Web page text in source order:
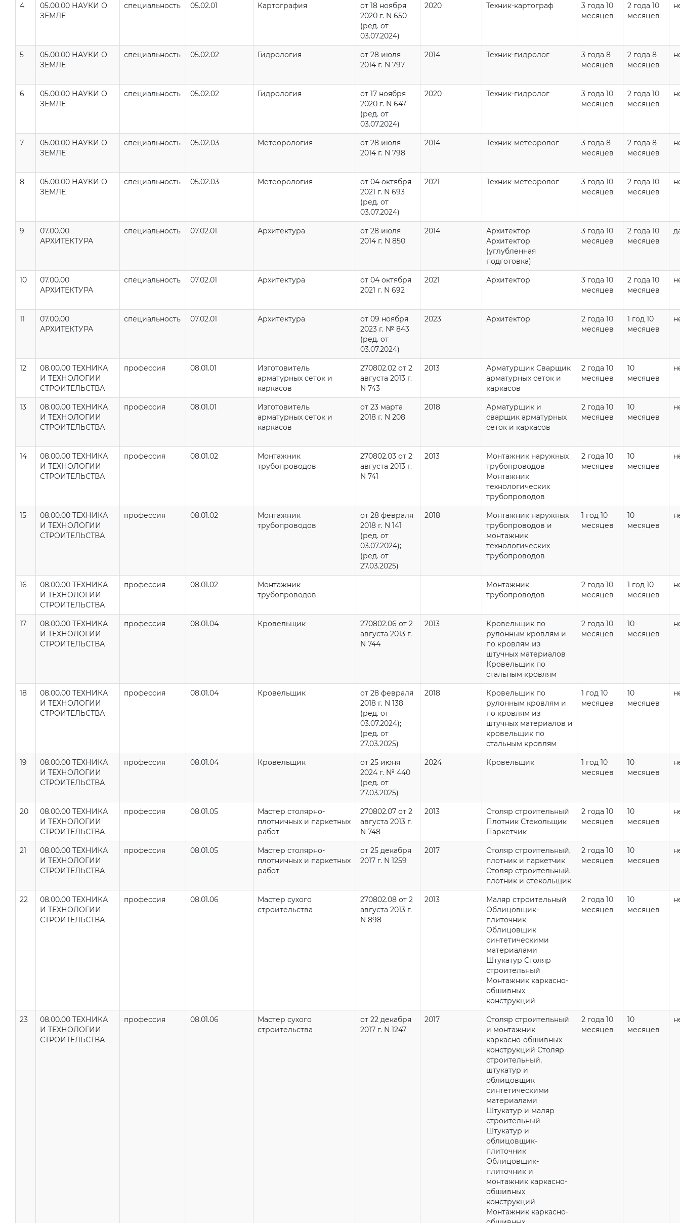
4
05.00.00 НАУКИ О
ЗЕМЛЕ
специальность 05.02.01 Картография
от 18 ноября
2020 г. N 650
(ред. от
03.07.2024)
2020 Техник-картограф
3 года 10
месяцев
2 года 10
месяцев
5
05.00.00 НАУКИ О
ЗЕМЛЕ
специальность 05.02.02 Гидрология
от 28 июля
2014 г. N 797
2014 Техник-гидролог
3 года 8
месяцев
2 года 8
месяцев
6
05.00.00 НАУКИ О
ЗЕМЛЕ
специальность 05.02.02 Гидрология
от 17 ноября
2020 г. N 647
(ред. от
03.07.2024)
2020 Техник-гидролог
3 года 10
месяцев
2 года 10
месяцев
7
05.00.00 НАУКИ О
ЗЕМЛЕ
специальность 05.02.03 Метеорология
от 28 июля
2014 г. N 798
2014 Техник-метеоролог
3 года 8
месяцев
2 года 8
месяцев
8
05.00.00 НАУКИ О
ЗЕМЛЕ
специальность 05.02.03 Метеорология
от 04 октября
2021 г. N 693
(ред. от
03.07.2024)
2021 Техник-метеоролог
3 года 10
месяцев
2 года 10
месяцев
9
07.00.00
АРХИТЕКТУРА
специальность 07.02.01 Архитектура
от 28 июля
2014 г. N 850
2014
Архитектор
Архитектор
(углубленная
подготовка)
3 года 10
месяцев
2 года 10
месяцев
10
07.00.00
АРХИТЕКТУРА
специальность 07.02.01 Архитектура
от 04 октября
2021 г. N 692
2021 Архитектор
3 года 10
месяцев
2 года 10
месяцев
11
07.00.00
АРХИТЕКТУРА
специальность 07.02.01 Архитектура
от 09 ноября
2023 г. № 843
(ред. от
03.07.2024)
2023 Архитектор
2 года 10
месяцев
1 год 10
месяцев
12
08.00.00 ТЕХНИКА
И ТЕХНОЛОГИИ
СТРОИТЕЛЬСТВА
профессия 08.01.01
Изготовитель
арматурных сеток и
каркасов
270802.02 от 2
августа 2013 г.
N 743
2013
Арматурщик Сварщик
арматурных сеток и
каркасов
2 года 10
месяцев
10
месяцев
13
08.00.00 ТЕХНИКА
И ТЕХНОЛОГИИ
СТРОИТЕЛЬСТВА
профессия 08.01.01
Изготовитель
арматурных сеток и
каркасов
от 23 марта
2018 г. N 208
2018
Арматурщик и
сварщик арматурных
сеток и каркасов
2 года 10
месяцев
10
месяцев
14
08.00.00 ТЕХНИКА
И ТЕХНОЛОГИИ
СТРОИТЕЛЬСТВА
профессия 08.01.02
Монтажник
трубопроводов
270802.03 от 2
августа 2013 г.
N 741
2013
Монтажник наружных
трубопроводов
Монтажник
технологических
трубопроводов
2 года 10
месяцев
10
месяцев
15
08.00.00 ТЕХНИКА
И ТЕХНОЛОГИИ
СТРОИТЕЛЬСТВА
профессия 08.01.02
Монтажник
трубопроводов
от 28 февраля
2018 г. N 141
(ред. от
03.07.2024);
(ред. от
27.03.2025)
2018
Монтажник наружных
трубопроводов и
монтажник
технологических
трубопроводов
1 год 10
месяцев
10
месяцев
16
08.00.00 ТЕХНИКА
И ТЕХНОЛОГИИ
СТРОИТЕЛЬСТВА
профессия 08.01.02
Монтажник
трубопроводов
Монтажник
трубопроводов
2 года 10
месяцев
1 год 10
месяцев
17
08.00.00 ТЕХНИКА
И ТЕХНОЛОГИИ
СТРОИТЕЛЬСТВА
профессия 08.01.04 Кровельщик
270802.06 от 2
августа 2013 г.
N 744
2013
Кровельщик по
рулонным кровлям и
по кровлям из
штучных материалов
Кровельщик по
стальным кровлям
2 года 10
месяцев
10
месяцев
18
08.00.00 ТЕХНИКА
И ТЕХНОЛОГИИ
СТРОИТЕЛЬСТВА
профессия 08.01.04 Кровельщик
от 28 февраля
2018 г. N 138
(ред. от
03.07.2024);
(ред. от
27.03.2025)
2018
Кровельщик по
рулонным кровлям и
по кровлям из
штучных материалов и
кровельщик по
стальным кровлям
1 год 10
месяцев
10
месяцев
19
08.00.00 ТЕХНИКА
И ТЕХНОЛОГИИ
СТРОИТЕЛЬСТВА
профессия 08.01.04 Кровельщик
от 25 июня
2024 г. № 440
(ред. от
27.03.2025)
2024 Кровельщик
1 год 10
месяцев
10
месяцев
20
08.00.00 ТЕХНИКА
И ТЕХНОЛОГИИ
СТРОИТЕЛЬСТВА
профессия 08.01.05
Мастер столярно-
плотничных и паркетных
работ
270802.07 от 2
августа 2013 г.
N 748
2013
Столяр строительный
Плотник Стекольщик
Паркетчик
2 года 10
месяцев
10
месяцев
21
08.00.00 ТЕХНИКА
И ТЕХНОЛОГИИ
СТРОИТЕЛЬСТВА
профессия 08.01.05
Мастер столярно-
плотничных и паркетных
работ
от 25 декабря
2017 г. N 1259
2017
Столяр строительный,
плотник и паркетчик
Столяр строительный,
плотник и стекольщик
2 года 10
месяцев
10
месяцев
22
08.00.00 ТЕХНИКА
И ТЕХНОЛОГИИ
СТРОИТЕЛЬСТВА
профессия 08.01.06
Мастер сухого
строительства
270802.08 от 2
августа 2013 г.
N 898
2013
Маляр строительный
Облицовщик-
плиточник
Облицовщик
синтетическими
материалами
Штукатур Столяр
строительный
Монтажник каркасно-
обшивных
конструкций
2 года 10
месяцев
10
месяцев
23
08.00.00 ТЕХНИКА
И ТЕХНОЛОГИИ
СТРОИТЕЛЬСТВА
профессия 08.01.06
Мастер сухого
строительства
от 22 декабря
2017 г. N 1247
2017
Столяр строительный
и монтажник
каркасно-обшивных
конструкций Столяр
строительный,
штукатур и
облицовщик
синтетическими
материалами
Штукатур и маляр
строительный
Штукатур и
облицовщик-
плиточник
Облицовщик-
плиточник и
монтажник каркасно-
обшивных
конструкций
Монтажник каркасно-
2 года 10
месяцев
10
месяцев